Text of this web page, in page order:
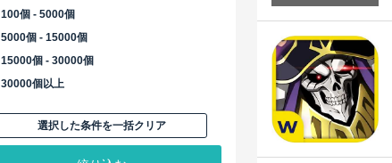
100個 - 5000個
5000個 - 15000個
15000個 - 30000個
30000個以上
選択した条件を一括クリア